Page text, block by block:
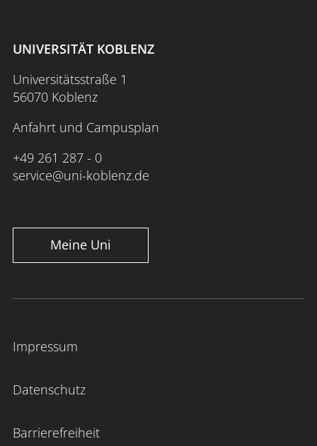
UNIVERSITÄT KOBLENZ
Universitätsstraße 1
56070 Koblenz
Anfahrt und Campusplan
+49 261 287 - 0
service@uni-koblenz.de
Meine Uni
Impressum
Datenschutz
Barrierefreiheit